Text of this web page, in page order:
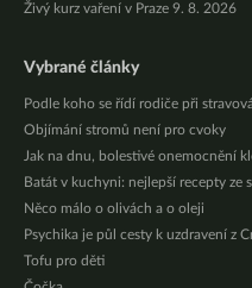
Živý kurz vaření v Praze 9. 8. 2026
Vybrané články
Podle koho se řídí rodiče při
Objímání stromů není pro cvoky
Jak na dnu, bolestivé onemocnění
Batát v kuchyni: nejlepší recepty ze
Něco málo o olivách a o oleji
Psychika je půl cesty k uzdravení z
Tofu pro děti